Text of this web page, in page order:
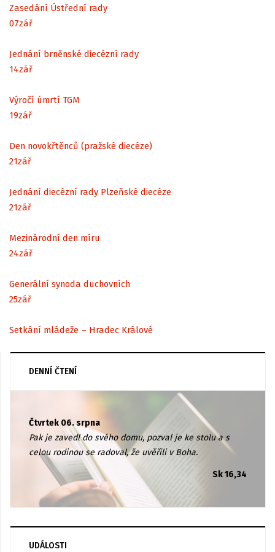
Zasedání Ústřední rady
07zář
Jednání brněnské diecézní rady
14zář
Výročí úmrtí TGM
19zář
Den novokřtěnců (pražské diecéze)
21zář
Jednání diecézní rady Plzeňské diecéze
21zář
Mezinárodní den míru
24zář
Generální synoda duchovních
25zář
Setkání mládeže – Hradec Králové
DENNÍ ČTENÍ
Čtvrtek 06. srpna
Pak je zavedl do svého domu, pozval je ke stolu a s
celou rodinou se radoval, že uvěřili v Boha.
Sk 16,34
UDÁLOSTI